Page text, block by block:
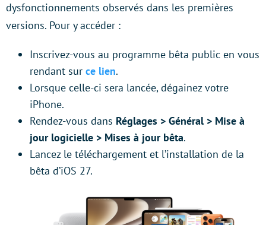
dysfonctionnements observés dans les premières
versions. Pour y accéder :
Inscrivez-vous au programme bêta public en vous
rendant sur ce lien.
Lorsque celle-ci sera lancée, dégainez votre
iPhone.
Rendez-vous dans Réglages > Général > Mise à
jour logicielle > Mises à jour bêta.
Lancez le téléchargement et l’installation de la
bêta d’iOS 27.